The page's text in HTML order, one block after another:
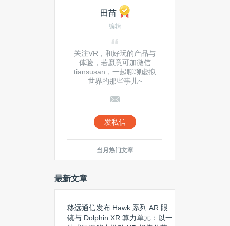
田苗
编辑
关注VR，和好玩的产品与
体验，若愿意可加微信
tiansusan，一起聊聊虚拟
世界的那些事儿~
发私信
当月热门文章
最新文章
移远通信发布 Hawk 系列 AR 眼
镜与 Dolphin XR 算力单元：以一